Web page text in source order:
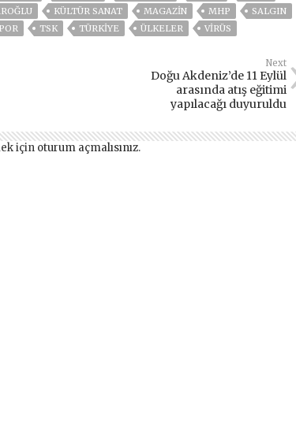
KÜLTÜR SANAT MAGAZİN MHP
SALGIN
TSK TÜRKİYE ÜLKELER VIRÜS
Next
Doğu Akdeniz’de 11 Eylül
arasında atış eğitimi
yapılacağı duyuruldu
için oturum açmalısınız.